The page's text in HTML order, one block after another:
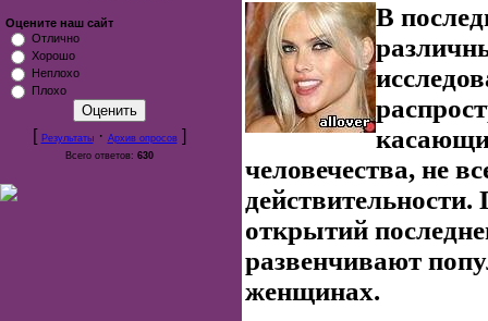
Оцените наш сайт
Отлично
Хорошо
Неплохо
Плохо
[ Результаты· Архив опросов]
Всего ответов: 630
В
человечества, не
открытий
развенчивают
женщинах.